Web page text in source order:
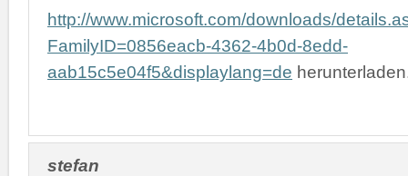
http://www.microsoft.com/downloads/
FamilyID=0856eacb-4362-4b0d-8edd-
aab15c5e04f5&displaylang=de
stefan